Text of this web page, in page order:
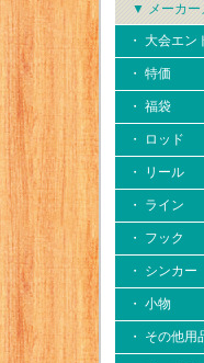
▼ メーカー
・ 大会エン
・ 特価
・ 福袋
・ ロッド
・ リール
・ ライン
・ フック
・ シンカー
・ 小物
・ その他用